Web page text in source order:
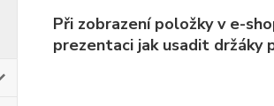
Při zobrazení položky v e-
prezentaci jak usadit držáky